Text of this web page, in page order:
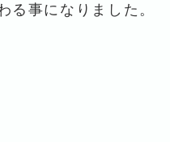
る事になりました。